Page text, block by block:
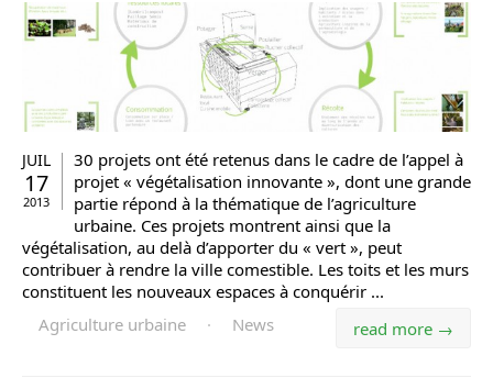
JUIL
17
2013
30 projets ont été retenus dans le cadre de l’appel à
projet « végétalisation innovante », dont une grande
partie répond à la thématique de l’agriculture
urbaine. Ces projets montrent ainsi que la
végétalisation, au delà d’apporter du « vert », peut
contribuer à rendre la ville comestible. Les toits et les murs
constituent les nouveaux espaces à conquérir ...
read more →
Agriculture urbaine · News